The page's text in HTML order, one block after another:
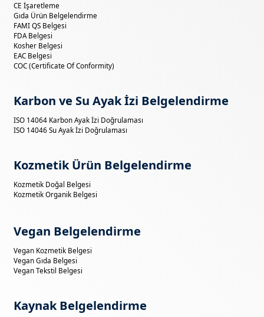
CE İşaretleme
Gıda Ürün Belgelendirme
FAMI QS Belgesi
FDA Belgesi
Kosher Belgesi
EAC Belgesi
COC (Certificate Of Conformity)
Karbon ve Su Ayak İzi Belgelendirme
ISO 14064 Karbon Ayak İzi Doğrulaması
ISO 14046 Su Ayak İzi Doğrulaması
Kozmetik Ürün Belgelendirme
Kozmetik Doğal Belgesi
Kozmetik Organik Belgesi
Vegan Belgelendirme
Vegan Kozmetik Belgesi
Vegan Gıda Belgesi
Vegan Tekstil Belgesi
Kaynak Belgelendirme